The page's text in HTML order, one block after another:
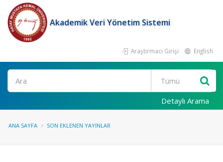
Akademik Veri Yönetim Sistemi
Araştırmacı Girişi English
Ara
Detaylı Arama
ANA SAYFA SON EKLENEN YAYINLAR